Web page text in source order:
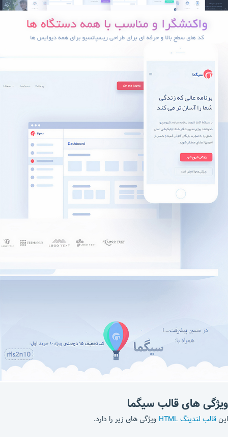
ویژگی های قالب سیگما
اینقالب لندینگ HTML ویژگی های زیر را دارد.